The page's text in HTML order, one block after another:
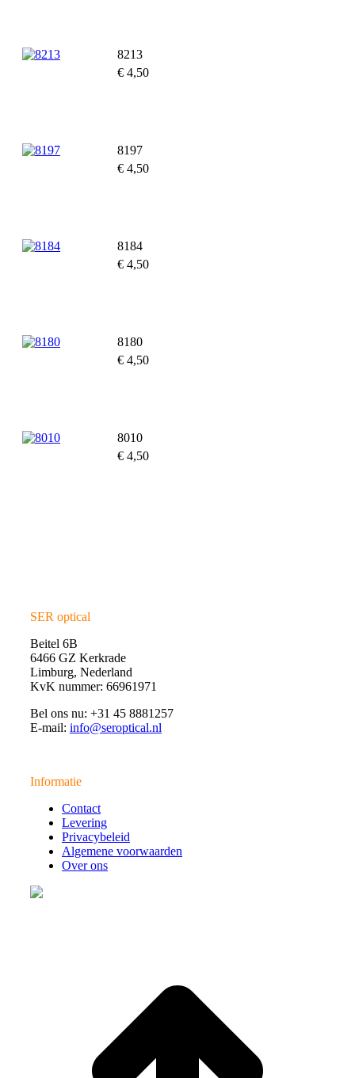
8213
€ 4,50
8197
€ 4,50
8184
€ 4,50
8180
€ 4,50
8010
€ 4,50
SER optical
Beitel 6B
6466 GZ Kerkrade
Limburg, Nederland
KvK nummer: 66961971
Bel ons nu: +31 45 8881257
E-mail: info@seroptical.nl
Informatie
Contact
Levering
Privacybeleid
Algemene voorwaarden
Over ons